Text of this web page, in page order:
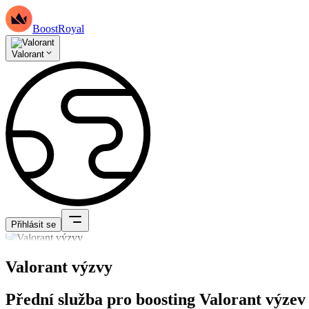
BoostRoyal
Valorant
Přihlásit se
Valorant výzvy
Přední služba pro boosting Valorant výzev